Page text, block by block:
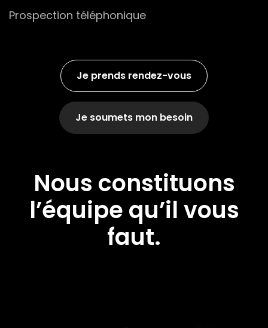
Prospection téléphonique
Je prends rendez-vous
Je soumets mon besoin
Nous constituons
l’équipe qu’il vous
faut.